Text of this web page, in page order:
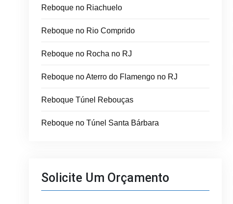
Reboque no Riachuelo
Reboque no Rio Comprido
Reboque no Rocha no RJ
Reboque no Aterro do Flamengo no RJ
Reboque Túnel Rebouças
Reboque no Túnel Santa Bárbara
Solicite Um Orçamento